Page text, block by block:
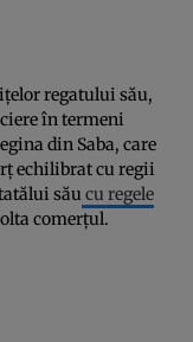
regatului său,
în termeni
din Saba, care
echilibrat cu regii
său cu regele
comerțul.